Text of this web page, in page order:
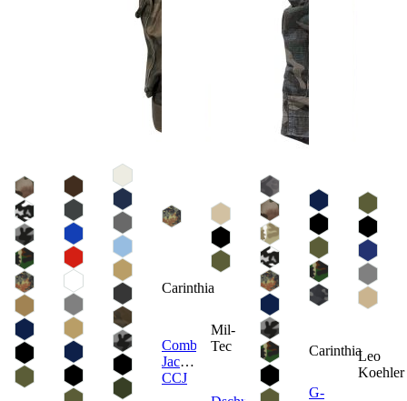
Carinthia
Combat
Jacket
CCJ
Mil-
Tec
Carinthia
G-
Leo
Koehler